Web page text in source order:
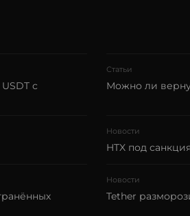
с
Статьи
Можно ли
Новости
HTX под
Новости
Tether